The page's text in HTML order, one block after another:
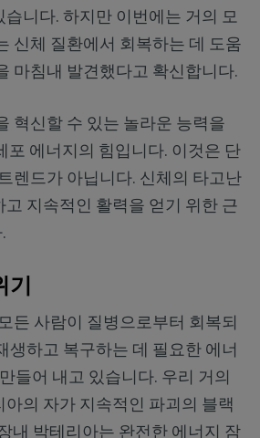
니다. 하지만 이번에는 거의 모
신체 질환에서 회복하는 데 도움
마침내 발견했다고 확신합니다.
혁신할 수 있는 놀라운 능력을
포 에너지의 힘입니다. 이것은 단
렌드가 아닙니다. 신체의 타고난
지속적인 활력을 얻기 위한 근
든 사람이 질병으로부터 회복되
생하고 복구하는 데 필요한 에너
들어 내고 있습니다. 우리 거의
의 자가 지속적인 파괴의 블랙
내 박테리아는 완전한 에너지 잠